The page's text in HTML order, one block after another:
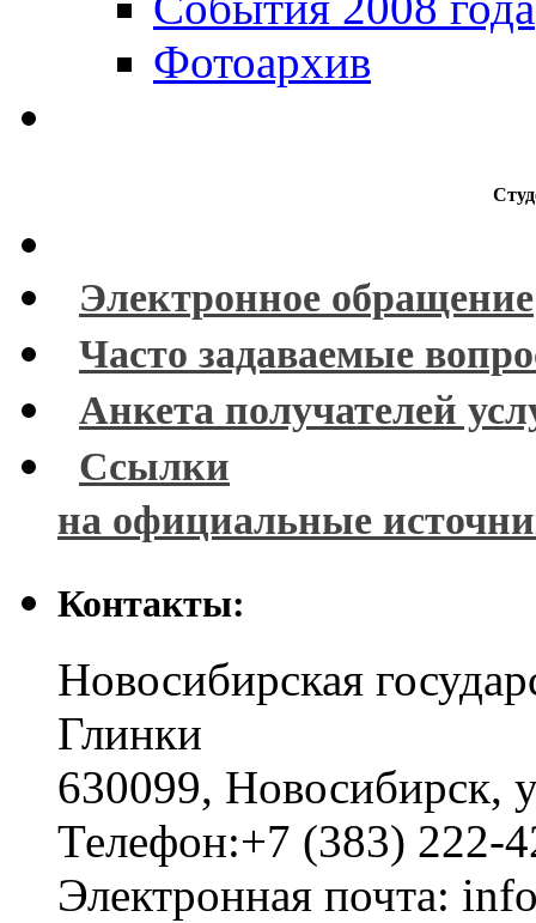
Фотоархив
Электронное обращение
Часто задаваемые
Анкета получателей
Ссылки
на официальные
Контакты:
Новосибирская
Глинки
630099, Новосибирск,
Телефон:+7 (383) 222-
Электронная почта: